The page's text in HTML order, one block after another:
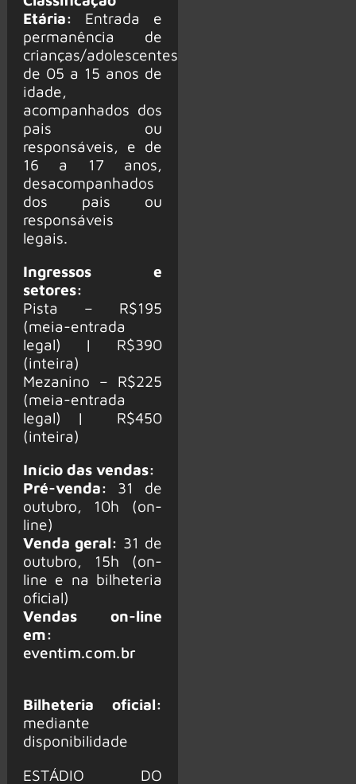
Etária: Entrada e
permanência de
crianças/adolescentes
de 05 a 15 anos de
idade,
acompanhados dos
pais ou
responsáveis, e de
16 a 17 anos,
desacompanhados
dos pais ou
responsáveis
legais.
Ingressos e
setores:
Pista – R$195
(meia-entrada
legal) | R$390
(inteira)
Mezanino – R$225
(meia-entrada
legal) | R$450
(inteira)
Início das vendas:
Pré-venda: 31 de
outubro, 10h (on-
line)
Venda geral: 31 de
outubro, 15h (on-
line e na bilheteria
oficial)
Vendas on-line
em:
eventim.com.br
Bilheteria oficial:
mediante
disponibilidade
ESTÁDIO DO